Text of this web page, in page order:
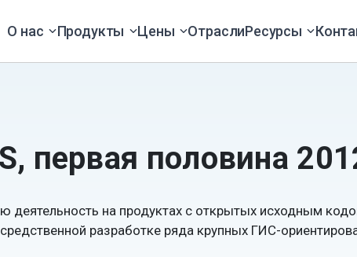
О нас Продукты Цены ОтраслиРесурсы
первая половина
деятельность на продуктах с открытых исходным
разработке ряда крупных ГИС-